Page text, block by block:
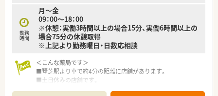
その他、連続休暇制度、メモリアル休暇、サポート休暇、ボラン
ティア休暇などワークライフバランスを推奨されています。
＜こんな方にもおすすめ＞
■しっかりとした教育体制のもとで薬剤師としてのスキルを磨
■応援体制がありいざという時に休みの取れる環境でご勤務さ
れたい方
■マイカー通勤ご希望の方
■様々な店舗でスキルを磨いてみたい方
勤務
時間
月～金
09：00～18：00
※休憩：実働3時間以上の場合15分、実働6時間以上の
場合75分の休憩取得
※上記より勤務曜日・日数応相談
＜こんな薬局です＞
■琴芝駅より車で約4分の距離に店舗があります。
■土日休みの店舗です。